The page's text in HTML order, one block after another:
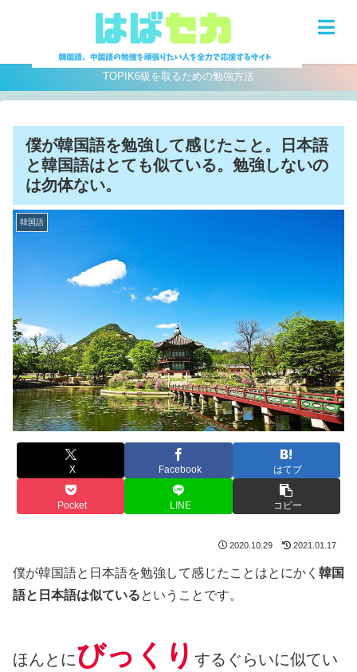
TOPIK6級を取るための勉強方法
僕が韓国語を勉強して感じたこと。日本語
と韓国語はとても似ている。勉強しないの
は勿体ない。
韓国語
X Facebook はてブ
Pocket LINE コピー
2020.10.29 2021.01.17
僕が韓国語と日本語を勉強して感じたことはとにかく 韓国
語と日本語は似ているということです。
ほんとにびっくり するぐらいに似てい